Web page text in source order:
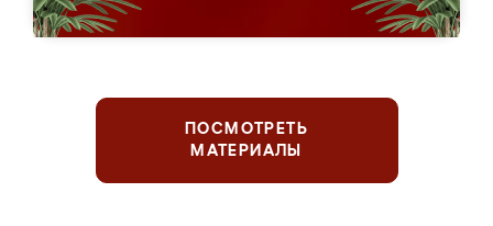
ПОСМОТРЕТЬ
МАТЕРИАЛЫ